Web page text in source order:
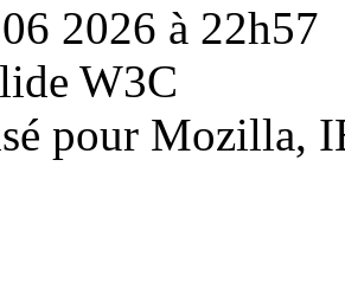
2026 à 22h57
W3C
pour Mozilla,